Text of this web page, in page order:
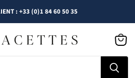
: +33 (0)1 84 60 50 35
le
panier